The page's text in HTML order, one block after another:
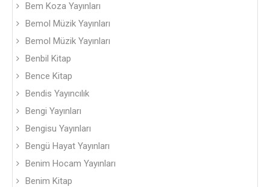
Bem Koza Yayınları
Bemol Müzik Yayınları
Bemol Müzik Yayınları
Benbil Kitap
Bence Kitap
Bendis Yayıncılık
Bengi Yayınları
Bengisu Yayınları
Bengü Hayat Yayınları
Benim Hocam Yayınları
Benim Kitap